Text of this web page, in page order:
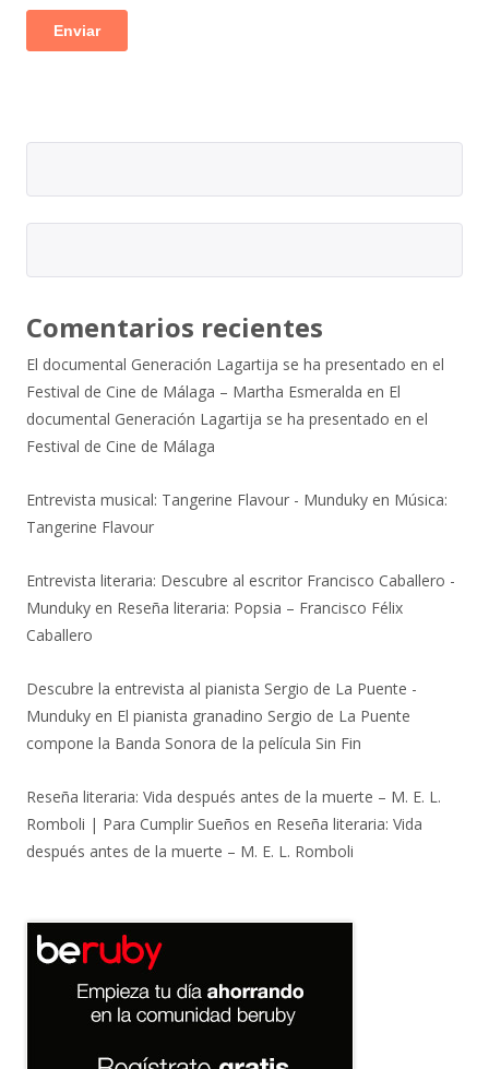
Comentarios recientes
El documental Generación Lagartija se ha presentado en el
Festival de Cine de Málaga – Martha Esmeralda en El
documental Generación Lagartija se ha presentado en el
Festival de Cine de Málaga
Entrevista musical: Tangerine Flavour - Munduky en Música:
Tangerine Flavour
Entrevista literaria: Descubre al escritor Francisco Caballero -
Munduky en Reseña literaria: Popsia – Francisco Félix
Caballero
Descubre la entrevista al pianista Sergio de La Puente -
Munduky en El pianista granadino Sergio de La Puente
compone la Banda Sonora de la película Sin Fin
Reseña literaria: Vida después antes de la muerte – M. E. L.
Romboli | Para Cumplir Sueños en Reseña literaria: Vida
después antes de la muerte – M. E. L. Romboli